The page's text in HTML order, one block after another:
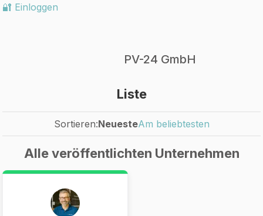
🔐 Einloggen
PV-24 GmbH
Liste
Sortieren:NeuesteAm beliebtesten
Alle veröffentlichten Unternehmen